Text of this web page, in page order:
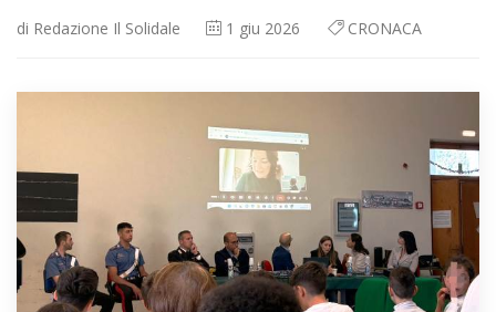
di Redazione Il Solidale 1 giu 2026 CRONACA